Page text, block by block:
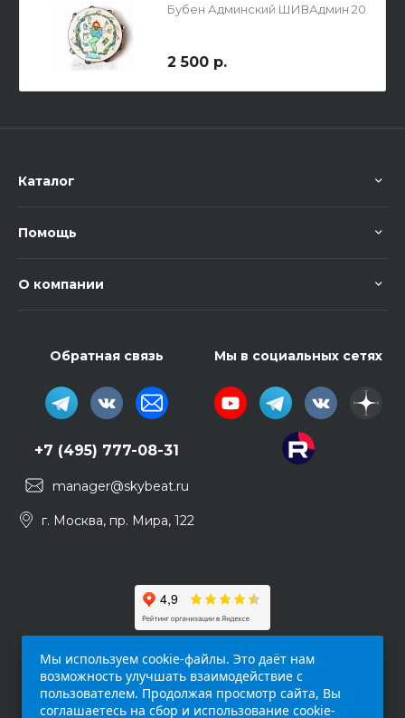
Бубен Админский ШИВАдмин 20
2 500 р.
Каталог
Помощь
О компании
Обратная связь
+7 (495) 777-08-31
manager@skybeat.ru
г. Москва, пр. Мира, 122
Мы в социальных сетях
Мы используем cookie-файлы. Это даёт нам
возможность улучшать взаимодействие с
пользователем. Продолжая просмотр сайта, Вы
соглашаетесь на сбор и использование cookie-